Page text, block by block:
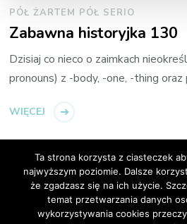
PÓŁ ŻARTEM PÓŁ SERIO
Zabawna historyjka 130
Dzisiaj co nieco o zaimkach
pronouns) z -body, -one, -thing oraz
WIĘCEJ
© Copyright 2026Loip
Ta strona korzysta z ciasteczek
najwyższym poziomie. Dalsze
że zgadzasz się na ich użycie.
temat przetwarzania danych
wykorzystywania cookies